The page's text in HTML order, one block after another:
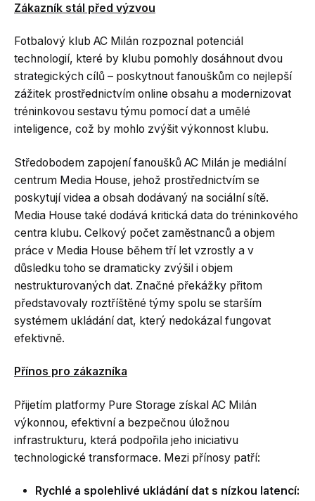
Zákazník stál před výzvou
Fotbalový klub AC Milán rozpoznal potenciál
technologií, které by klubu pomohly dosáhnout dvou
strategických cílů – poskytnout fanouškům co nejlepší
zážitek prostřednictvím online obsahu a modernizovat
tréninkovou sestavu týmu pomocí dat a umělé
inteligence, což by mohlo zvýšit výkonnost klubu.
Středobodem zapojení fanoušků AC Milán je mediální
centrum Media House, jehož prostřednictvím se
poskytují videa a obsah dodávaný na sociální sítě.
Media House také dodává kritická data do tréninkového
centra klubu. Celkový počet zaměstnanců a objem
práce v Media House během tří let vzrostly a v
důsledku toho se dramaticky zvýšil i objem
nestrukturovaných dat. Značné překážky přitom
představovaly roztříštěné týmy spolu se starším
systémem ukládání dat, který nedokázal fungovat
efektivně.
Přínos pro zákazníka
Přijetím platformy Pure Storage získal AC Milán
výkonnou, efektivní a bezpečnou úložnou
infrastrukturu, která podpořila jeho iniciativu
technologické transformace. Mezi přínosy patří:
Rychlé a spolehlivé ukládání dat s nízkou latencí: